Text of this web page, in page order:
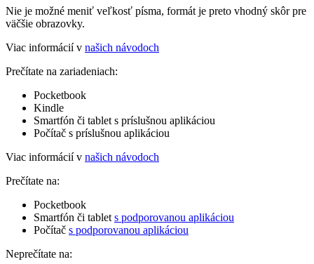
Nie je možné meniť veľkosť písma, formát je preto vhodný skôr pre
väčšie obrazovky.
Viac informácií v našich návodoch
Prečítate na zariadeniach:
Pocketbook
Kindle
Smartfón či tablet s príslušnou aplikáciou
Počítač s príslušnou aplikáciou
Viac informácií v našich návodoch
Prečítate na:
Pocketbook
Smartfón či tablet s podporovanou aplikáciou
Počítač s podporovanou aplikáciou
Neprečítate na: